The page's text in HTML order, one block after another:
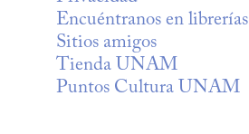
Encuéntranos en librerías
Sitios amigos
Tienda UNAM
Puntos Cultura UNAM